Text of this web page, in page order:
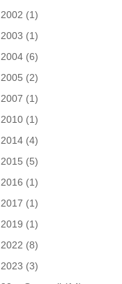
2002 (1)
2003 (1)
2004 (6)
2005 (2)
2007 (1)
2010 (1)
2014 (4)
2015 (5)
2016 (1)
2017 (1)
2019 (1)
2022 (8)
2023 (3)